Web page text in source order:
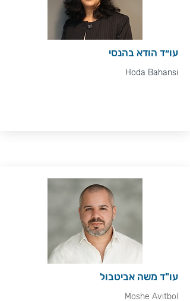
עו״ד הודא בהנסי
Hoda Bahansi
עו"ד משה אביטבול
Moshe Avitbol